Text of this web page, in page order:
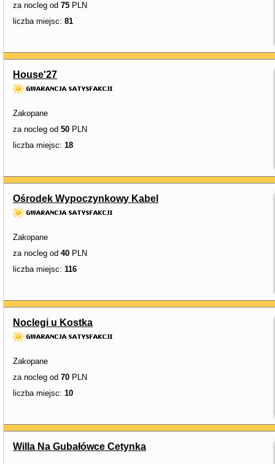
za nocleg od 75 PLN
liczba miejsc: 81
House'27
Zakopane
za nocleg od 50 PLN
liczba miejsc: 18
Ośrodek Wypoczynkowy Kabel
Zakopane
za nocleg od 40 PLN
liczba miejsc: 116
Noclegi u Kostka
Zakopane
za nocleg od 70 PLN
liczba miejsc: 10
Willa Na Gubałówce Cetynka